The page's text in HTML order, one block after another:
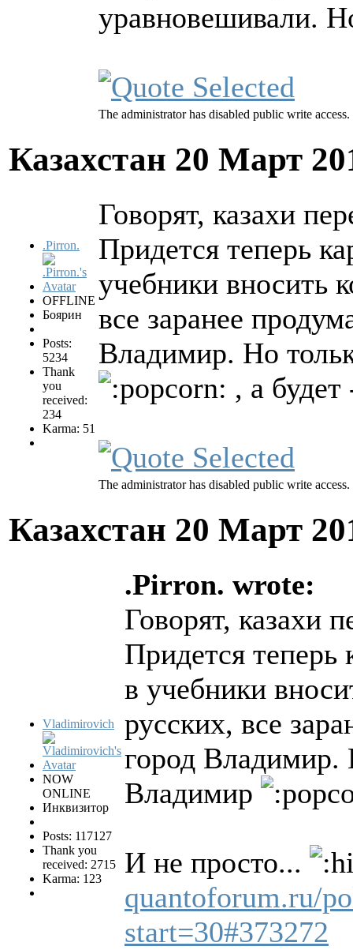
уравновешивали.
The administrator has disabled public write access.
Казахстан 20 Март
.Pirron.
OFFLINE
Боярин
Posts:
5234
Thank
you
received:
234
Karma: 51
Говорят, казахи
Придется теперь
учебники вносить
все заранее
Владимир. Но
, а
The administrator has disabled public write access.
Казахстан 20 Март
Vladimirovich
NOW
ONLINE
Инквизитор
Posts: 117127
Thank you
received: 2715
Karma: 123
.Pirron. wrote:
Говорят, казахи
Придется теперь
в учебники
русских, все
город Владимир.
Владимир
И не просто...
quantoforum.ru/
start=30#373272